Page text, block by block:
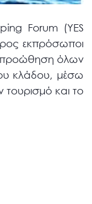
Forum (YES
εκπρόσωποι
προώθηση όλων
κλάδου, μέσω
τουρισμό και το